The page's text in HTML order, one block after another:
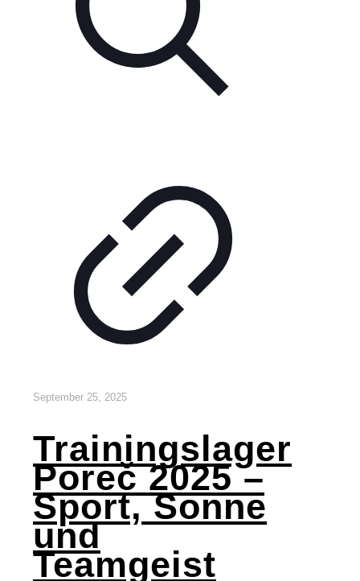
September 25, 2025
Trainingslager
Poreč 2025 –
Sport, Sonne
und
Teamgeist